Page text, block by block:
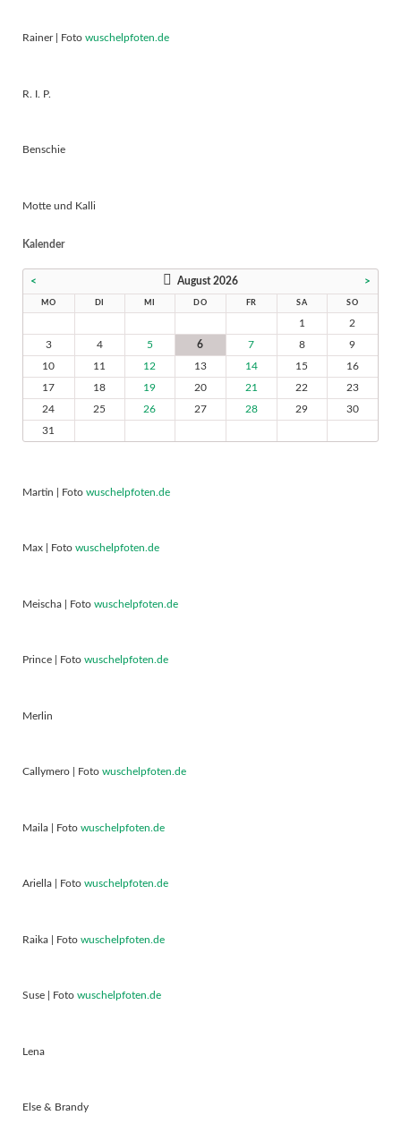
Rainer | Foto wuschelpfoten.de
R. I. P.
Benschie
Motte und Kalli
Kalender
< August 2026 >
MO DI MI DO FR SA SO
1
2
3
4 5 6 7 8
9
10
11 12 13 14 15
16
17
18 19 20 21 22
23
24
25 26 27 28 29
30
31
Martin | Foto wuschelpfoten.de
Max | Foto wuschelpfoten.de
Meischa | Foto wuschelpfoten.de
Prince | Foto wuschelpfoten.de
Merlin
Callymero | Foto wuschelpfoten.de
Maila | Foto wuschelpfoten.de
Ariella | Foto wuschelpfoten.de
Raika | Foto wuschelpfoten.de
Suse | Foto wuschelpfoten.de
Lena
Else & Brandy